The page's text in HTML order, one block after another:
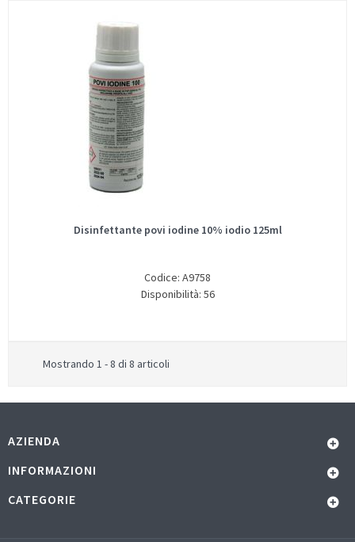
Disinfettante povi iodine 10% iodio 125ml
Codice: A9758
Disponibilità: 56
Mostrando 1 - 8 di 8 articoli
AZIENDA
INFORMAZIONI
CATEGORIE